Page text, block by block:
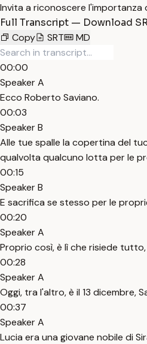
Invita a riconoscere
Full Transcript — Download
Copy
SRT MD
00:00
Speaker A
Ecco Roberto Saviano.
00:03
Speaker B
Alle tue spalle la copertina del
qualvolta qualcuno lotta per le
00:15
Speaker B
E sacrifica se stesso per le
00:20
Speaker A
Proprio così, è lì che risiede
00:28
Speaker A
Oggi, tra l'altro, è il 13 dicembre,
00:37
Speaker A
Lucia era una giovane nobile di